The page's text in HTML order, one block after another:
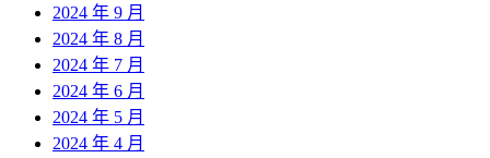
2024 年 9 月
2024 年 8 月
2024 年 7 月
2024 年 6 月
2024 年 5 月
2024 年 4 月